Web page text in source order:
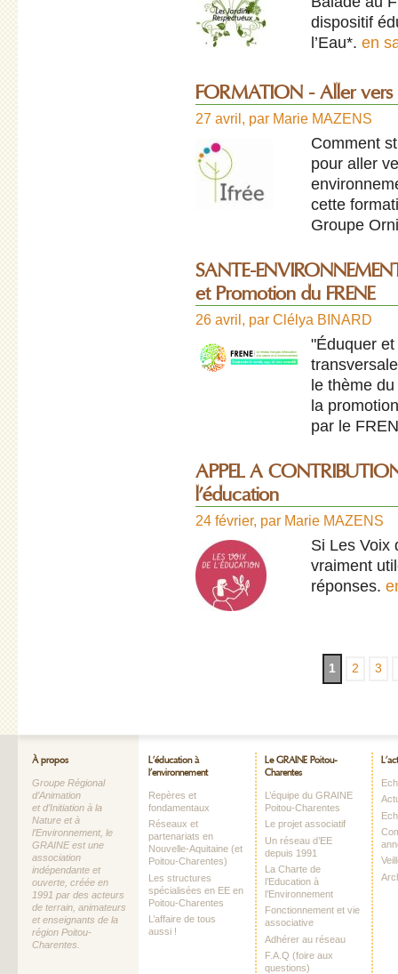
dispositif
l’Eau*. en
FORMATION - Aller vers
27 avril, par Marie MAZENS
Comment
pour aller
cette
Groupe
SANTE-
et Promotion du FRENE
26 avril, par Clélya BINARD
"Éduquer
le thème
la
par le
APPEL A
l’éducation
24 février, par Marie MAZENS
Si Les Voix
vraiment
réponses.
1 2 3
À propos
Groupe Régional
d’Animation
et d’Initiation à la
Nature et à
l’Environnement, le
GRAINE est une
association
indépendante et
ouverte, créée en
1991 par des acteurs
de terrain, animateurs
et enseignants de la
région Poitou-
Charentes.
L’éducation à
l’environnement
Repères et
fondamentaux
Réseaux et
partenariats en
Nouvelle-Aquitaine (et
Poitou-Charentes)
Les structures
spécialisées en EE en
Poitou-Charentes
L’affaire de tous
aussi !
Le GRAINE Poitou-
Charentes
L’équipe du GRAINE
Poitou-Charentes
Le projet associatif
Un réseau d’EE
depuis 1991
La Charte de
l’Education à
l’Environnement
Fonctionnement et vie
associative
Adhérer au réseau
F.A.Q (foire aux
questions)